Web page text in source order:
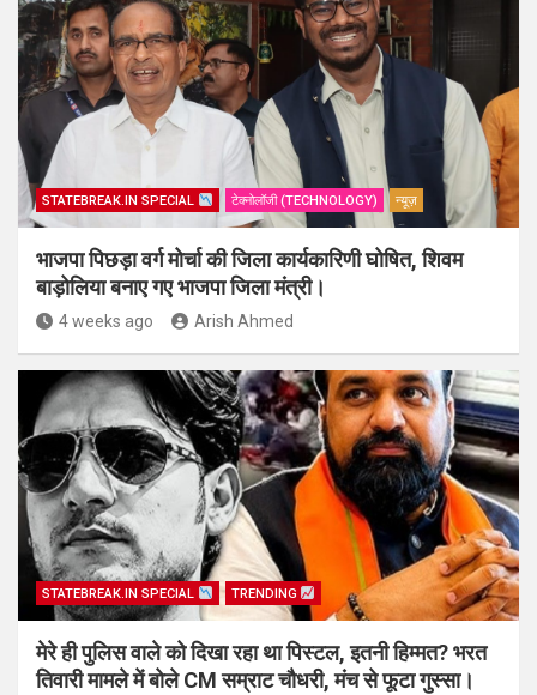
STATEBREAK.IN SPECIAL टेक्नोलॉजी (TECHNOLOGY) न्यूज़
भाजपा पिछड़ा वर्ग मोर्चा की जिला कार्यकारिणी घोषित, शिवम
बाड़ोलिया बनाए गए भाजपा जिला मंत्री।
4 weeks ago Arish Ahmed
STATEBREAK.IN SPECIAL TRENDING
मेरे ही पुलिस वाले को दिखा रहा था पिस्टल, इतनी हिम्मत? भरत
तिवारी मामले में बोले CM सम्राट चौधरी, मंच से फूटा गुस्सा।